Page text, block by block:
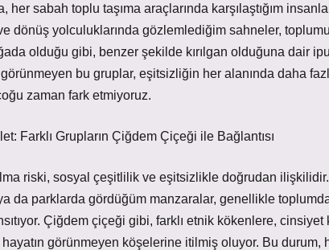
her sabah toplu taşıma araçlarında karşılaştığım
dönüş yolculuklarında gözlemlediğim sahneler,
olduğu gibi, benzer şekilde kırılgan olduğuna dair
bu gruplar, eşitsizliğin her alanında daha
zaman fark etmiyoruz.
Farklı Grupların Çiğdem Çiçeği ile Bağlantısı
riski, sosyal çeşitlilik ve eşitsizlikle doğrudan
da parklarda gördüğüm manzaralar, genellikle
Çiğdem çiçeği gibi, farklı etnik kökenlere,
görünmeyen köşelerine itilmiş oluyor. Bu durum,